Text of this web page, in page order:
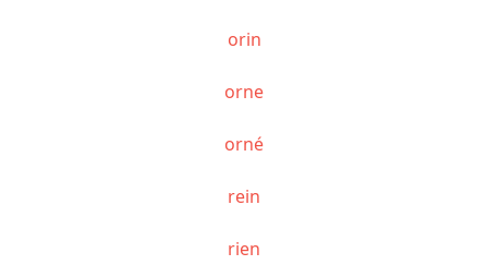
orin
orne
orné
rein
rien